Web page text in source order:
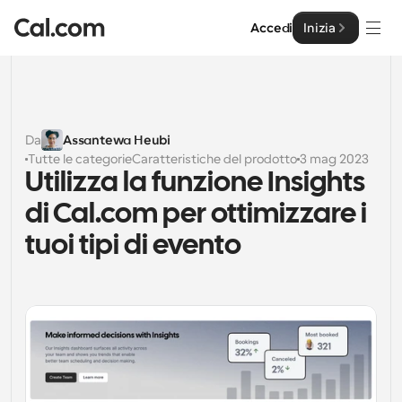
Accedi Inizia
Soluzioni
Per dimensione del team
Per individui
Pianificazione personale semplificata
Per Team
Per sviluppatori
Caratteristiche potenti e integrazioni
Impresa
Documentazione per Sviluppatori
Documentazione per la piattaforma Cal.com
API
Risorse
API
Crea le tue integrazioni personalizzate con la nostra
Prezzo
Da
Assantewa Heubi
Tutte le categorieCaratteristiche del prodotto3 mag 2023
Utilizza la funzione Insights
di Cal.com per ottimizzare i
tuoi tipi di evento